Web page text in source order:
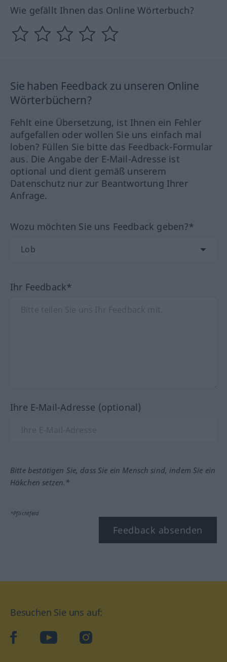
Wie gefällt Ihnen das Online Wörterbuch?
Sie haben Feedback zu unseren Online
Wörterbüchern?
Fehlt eine Übersetzung, ist Ihnen ein Fehler
aufgefallen oder wollen Sie uns einfach mal
loben? Füllen Sie bitte das Feedback-Formular
aus. Die Angabe der E-Mail-Adresse ist
optional und dient gemäß unserem
Datenschutz nur zur Beantwortung Ihrer
Anfrage.
Wozu möchten Sie uns Feedback geben?*
Ihr Feedback*
Ihre E-Mail-Adresse (optional)
Bitte bestätigen Sie, dass Sie ein Mensch sind, indem Sie ein
Häkchen setzen.*
*Pflichtfeld
Feedback absenden
Besuchen Sie uns auf:
facebookYouTube Instagram